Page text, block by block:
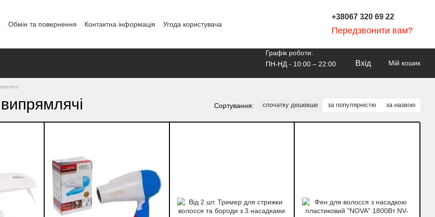
Обмін та повернення Контактна інформація
Угода користувача
+38067 320 69 22
Передзвонити вам?
Графік роботи:
ПН-НД - 10:00 – 22:00
Вхід Мій кошик
Сортування: спочатку дешевше за популярністю за назвою